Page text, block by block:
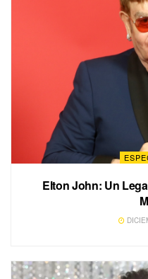
Elton John: Un